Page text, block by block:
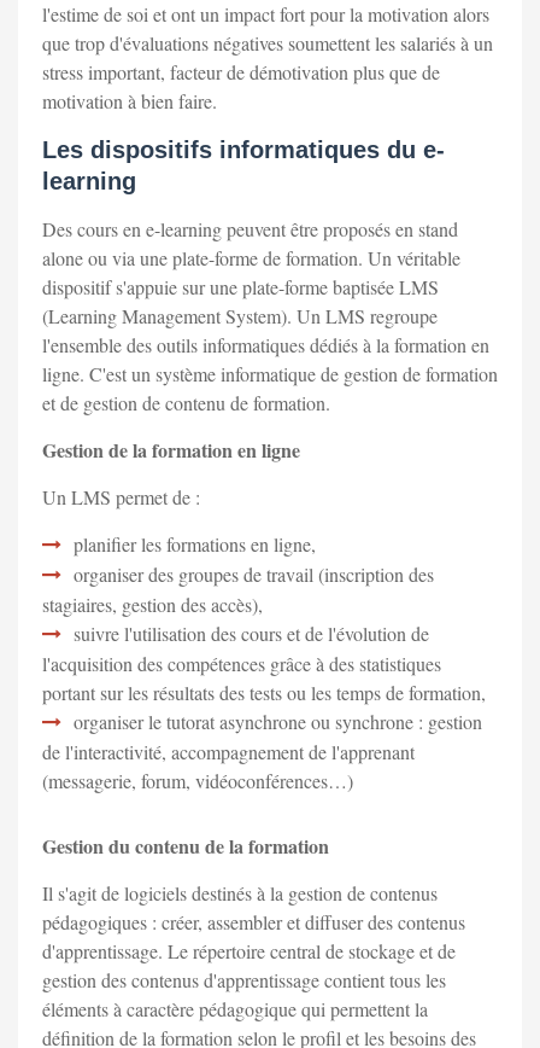
l'estime de soi et ont un impact fort pour la motivation alors
que trop d'évaluations négatives soumettent les salariés à un
stress important, facteur de démotivation plus que de
motivation à bien faire.
Les dispositifs informatiques du e-
learning
Des cours en e-learning peuvent être proposés en stand
alone ou via une plate-forme de formation. Un véritable
dispositif s'appuie sur une plate-forme baptisée LMS
(Learning Management System). Un LMS regroupe
l'ensemble des outils informatiques dédiés à la formation en
ligne. C'est un système informatique de gestion de formation
et de gestion de contenu de formation.
Gestion de la formation en ligne
Un LMS permet de :
planifier les formations en ligne,
organiser des groupes de travail (inscription des
stagiaires, gestion des accès),
suivre l'utilisation des cours et de l'évolution de
l'acquisition des compétences grâce à des statistiques
portant sur les résultats des tests ou les temps de formation,
organiser le tutorat asynchrone ou synchrone : gestion
de l'interactivité, accompagnement de l'apprenant
(messagerie, forum, vidéoconférences…)
Gestion du contenu de la formation
Il s'agit de logiciels destinés à la gestion de contenus
pédagogiques : créer, assembler et diffuser des contenus
d'apprentissage. Le répertoire central de stockage et de
gestion des contenus d'apprentissage contient tous les
éléments à caractère pédagogique qui permettent la
définition de la formation selon le profil et les besoins des